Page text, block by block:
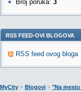
Broj poruka: 3
RSS FEED-OVI BLOGOVA
RSS feed ovog bloga
MyCity » Blogovi » "Na